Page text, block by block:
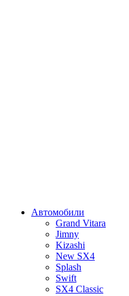
Автомобили
Grand Vitara
Jimny
Kizashi
New SX4
Splash
Swift
SX4 Classic